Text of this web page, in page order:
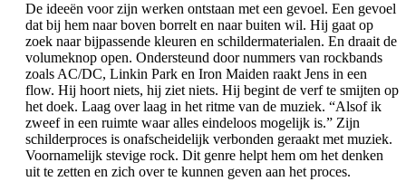
De ideeën voor zijn werken ontstaan met een gevoel. Een gevoel
dat bij hem naar boven borrelt en naar buiten wil. Hij gaat op
zoek naar bijpassende kleuren en schildermaterialen. En draait de
volumeknop open. Ondersteund door nummers van rockbands
zoals AC/DC, Linkin Park en Iron Maiden raakt Jens in een
flow. Hij hoort niets, hij ziet niets. Hij begint de verf te smijten op
het doek. Laag over laag in het ritme van de muziek. “Alsof ik
zweef in een ruimte waar alles eindeloos mogelijk is.” Zijn
schilderproces is onafscheidelijk verbonden geraakt met muziek.
Voornamelijk stevige rock. Dit genre helpt hem om het denken
uit te zetten en zich over te kunnen geven aan het proces.